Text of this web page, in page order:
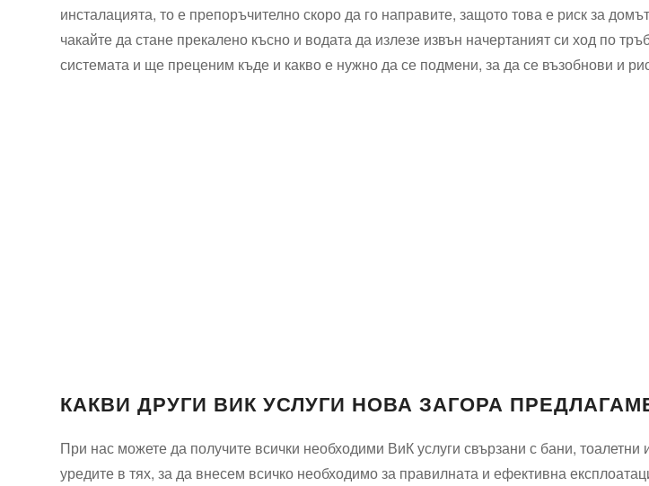
инсталацията, то е препоръчително скоро да го направите, защото това е риск за
чакайте да стане прекалено късно и водата да излезе извън начертаният си ход по
системата и ще преценим къде и какво е нужно да се подмени, за да се възобнови и
КАКВИ ДРУГИ ВИК УСЛУГИ НОВА ЗАГОРА
При нас можете да получите всички необходими ВиК услуги свързани с бани,
уредите в тях, за да внесем всичко необходимо за правилната и ефективна